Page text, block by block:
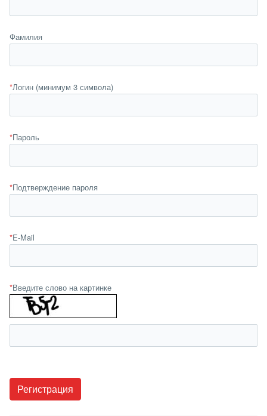
Фамилия
*Логин (минимум 3 символа)
*Пароль
*Подтверждение пароля
*E-Mail
*Введите слово на картинке